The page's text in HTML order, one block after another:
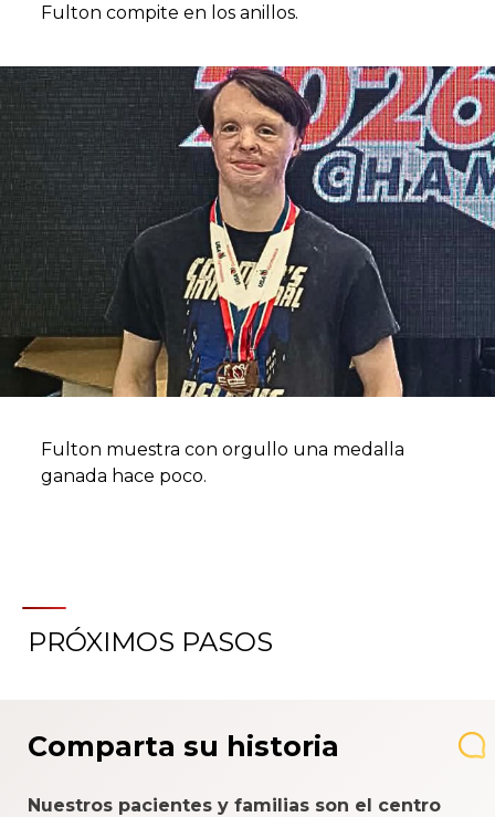
Fulton compite en los anillos.
Fulton muestra con orgullo una medalla
ganada hace poco.
PRÓXIMOS PASOS
Comparta su historia
Nuestros pacientes y familias son el centro